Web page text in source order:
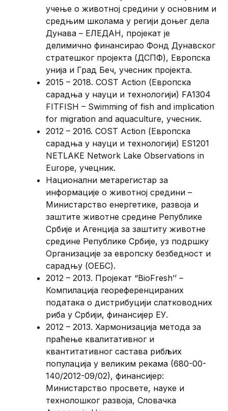
учење о животној средини у основним и
средњим школама у регији доњег дела
Дунава – ЕЛЕДАН, пројекат је
делимично финансирао Фонд Дунавског
стратешког пројекта (ДСПФ), Европска
унија и Град Беч, учесник пројекта.
2015 – 2018. COST Action (Европска
сарадња у науци и технологији) FA1304
FITFISH – Swimming of fish and implication
for migration and aquaculture, учесник.
2012 – 2016. COST Action (Европска
сарадња у науци и технологији) ES1201
NETLAKE Network Lake Observations in
Europe, учецник.
Национални метарегистар за
информације о животној средини –
Министарство енергетике, развоја и
заштите животне средине Републике
Србије и Агенција за заштиту животне
средине Републике Србије, уз подршку
Организације за европску безбедност и
сарадњу (ОЕБС).
2012 – 2013. Пројекат “BioFresh’’ –
Компилација геореференцираних
података о дистрибуцији слатководних
риба у Србији, финансијер ЕУ.
2012 – 2013. Хармонизација метода за
праћење квалитативног и
квантитативног састава рибљих
популација у великим рекама (680-00-
140/2012-09/02), финансијер:
Министарство просвете, науке и
технолошког развоја, Словачка